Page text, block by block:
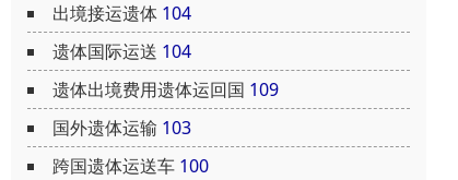
出境接运遗体 104
遗体国际运送 104
遗体出境费用遗体运回国 109
国外遗体运输 103
跨国遗体运送车 100